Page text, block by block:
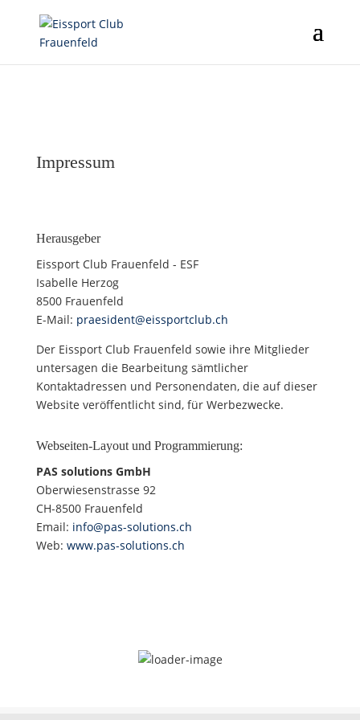
Impressum
Herausgeber
Eissport Club Frauenfeld - ESF
Isabelle Herzog
8500 Frauenfeld
E-Mail: praesident@eissportclub.ch
Der Eissport Club Frauenfeld sowie ihre Mitglieder
untersagen die Bearbeitung sämtlicher
Kontaktadressen und Personendaten, die auf dieser
Website veröffentlicht sind, für Werbezwecke.
Webseiten-Layout und Programmierung:
PAS solutions GmbH
Oberwiesenstrasse 92
CH-8500 Frauenfeld
Email: info@pas-solutions.ch
Web: www.pas-solutions.ch